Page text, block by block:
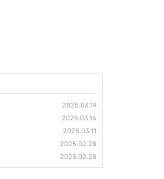
2025.03.19
2025.03.14
2025.03.11
2025.02.28
2025.02.28